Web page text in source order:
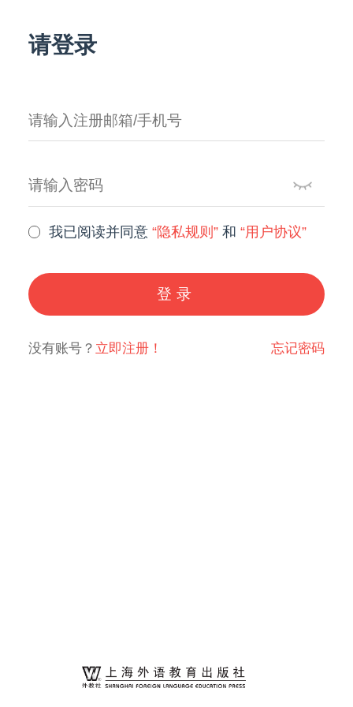
请登录
我已阅读并同意“隐私规则” 和“用户协议”
登录
没有账号？ 立即注册！ 忘记密码